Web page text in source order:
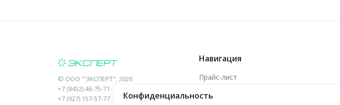
© ООО "'ЭКСПЕРТ", 2026
+7 (8452) 46-75-71
+7 (927) 157-57-77
Навигация
Прайс-лист
Отзывы
Конфиденциальность